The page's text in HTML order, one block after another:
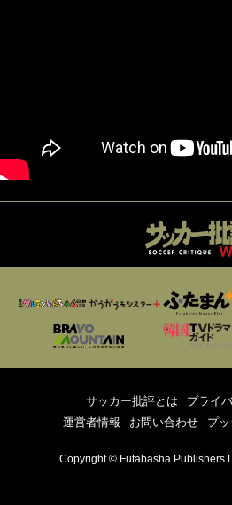
サッカー批評とは
プライ
運営者情報
お問い合わせ プ
Copyright © Futabasha Publishers